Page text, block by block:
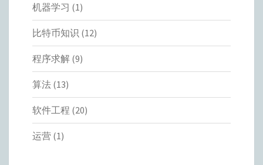
机器学习 (1)
比特币知识 (12)
程序求解 (9)
算法 (13)
软件工程 (20)
运营 (1)